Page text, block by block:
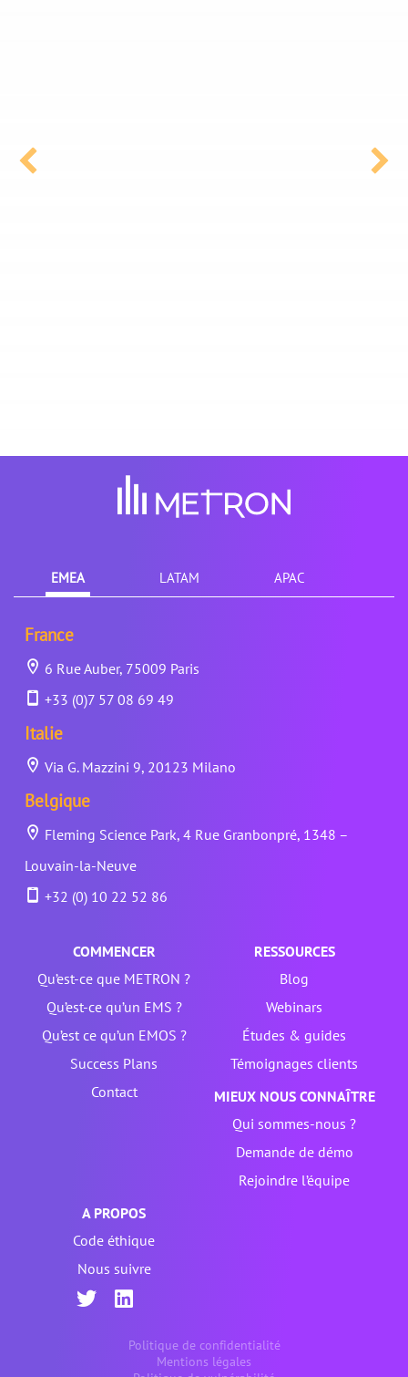
EMEA LATAM APAC
France
6 Rue Auber, 75009 Paris
+33 (0)7 57 08 69 49
Italie
Via G. Mazzini 9, 20123 Milano
Belgique
Fleming Science Park, 4 Rue Granbonpré, 1348 –
Louvain-la-Neuve
+32 (0) 10 22 52 86
COMMENCER
Qu’est-ce que METRON ?
Qu’est-ce qu’un EMS ?
Qu’est ce qu’un EMOS ?
Success Plans
RESSOURCES
Blog
Webinars
Études & guides
Témoignages clients
Contact
MIEUX NOUS CONNAÎTRE
Qui sommes-nous ?
Demande de démo
Rejoindre l’équipe
A PROPOS
Code éthique
Nous suivre
Politique de confidentialité
Mentions légales